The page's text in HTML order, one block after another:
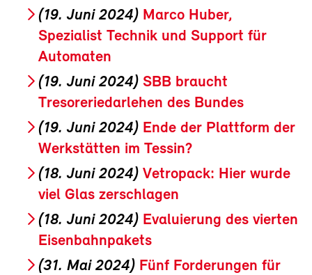
(19. Juni 2024) Marco Huber,
Spezialist Technik und Support für
Automaten
(19. Juni 2024) SBB braucht
Tresoreriedarlehen des Bundes
(19. Juni 2024) Ende der Plattform der
Werkstätten im Tessin?
(18. Juni 2024) Vetropack: Hier wurde
viel Glas zerschlagen
(18. Juni 2024) Evaluierung des vierten
Eisenbahnpakets
(31. Mai 2024) Fünf Forderungen für